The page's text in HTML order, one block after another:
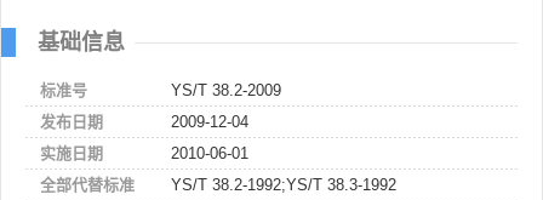
基础信息
标准号
YS/T 38.2-2009
发布日期
2009-12-04
实施日期
2010-06-01
全部代替标准
YS/T 38.2-1992;YS/T 38.3-1992